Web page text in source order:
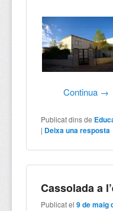
Continua →
Publicat dins de
| Deixa una resposta
Cassolada a
Publicat el9 de maig